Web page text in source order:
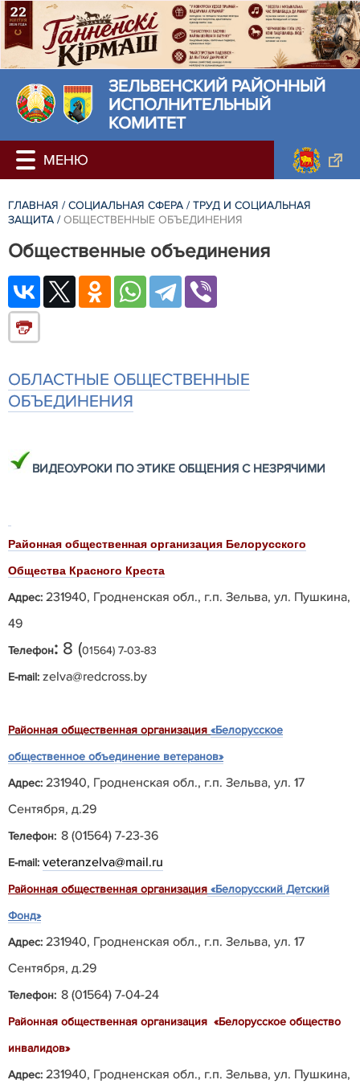
ЗЕЛЬВЕНСКИЙ РАЙОННЫЙ
ИСПОЛНИТЕЛЬНЫЙ
КОМИТЕТ
ГЛАВНАЯ / СОЦИАЛЬНАЯ СФЕРА / ТРУД И СОЦИАЛЬНАЯ
ЗАЩИТА / ОБЩЕСТВЕННЫЕ ОБЪЕДИНЕНИЯ
Общественные объединения
ОБЛАСТНЫЕ ОБЩЕСТВЕННЫЕ
ОБЪЕДИНЕНИЯ
ВИДЕОУРОКИ ПО ЭТИКЕ ОБЩЕНИЯ С НЕЗРЯЧИМИ
Районная общественная организация Белорусского
Общества Красного Креста
Адрес: 231940, Гродненская обл., г.п. Зельва, ул. Пушкина,
49
Телефон: 8 (01564) 7-03-83
E-mail: zelva@redcross.by
Районная общественная организация «Белорусское
общественное объединение ветеранов»
Адрес: 231940, Гродненская обл., г.п. Зельва, ул. 17
Сентября, д.29
Телефон: 8 (01564) 7-23-36
E-mail: veteranzelva@mail.ru
Районная общественная организация «Белорусский Детский
Фонд»
Адрес: 231940, Гродненская обл., г.п. Зельва, ул. 17
Сентября, д.29
Телефон: 8 (01564) 7-04-24
Районная общественная организация «Белорусское общество
инвалидов»
Адрес: 231940, Гродненская обл., г.п. Зельва, ул. Пушкина,